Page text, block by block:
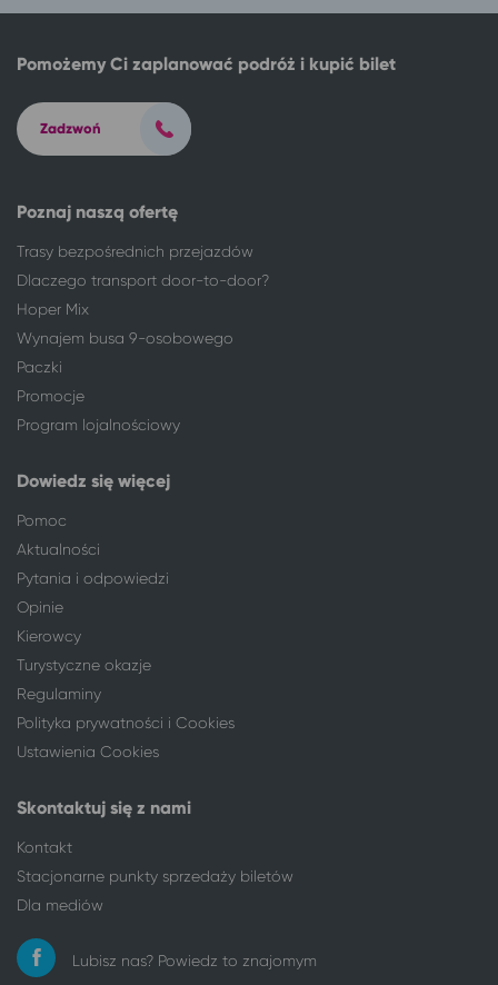
Łódź
Jarosławiec, gm. Postomino
Łódź
Gdynia
Łódź
Sopot
Łódź
Gdańsk
Łódź
Solec-Zdrój
Łódź
Szklarska Poręba
Łódź
Kołobrzeg
Łódź
Łódź
Jelenia Góra
Łódź
Łódź
Darłowo
Nysa
Łódź
Oleśnica
Olsztyn
Opole
Łódź
Ostróda
Ostrowiec Świętokrzyski
Oświęcim
Piła
Poznań
Łódź
Radom
Łódź
Rzeszów
Łódź
Słupsk
Stalowa Wola*
Łódź
Sulejów
Syców
Tarnów
Łódź
Poznaj naszą ofertę
Trasy bezpośrednich przejazdów
Dlaczego transport door-to-door?
Hoper Mix
Wynajem busa 9-osobowego
Paczki
Promocje
Program lojalnościowy
Dowiedz się więcej
Pomoc
Aktualności
Pytania i odpowiedzi
Opinie
Kierowcy
Turystyczne okazje
Regulaminy
Polityka prywatności i Cookies
Ustawienia Cookies
Skontaktuj się z nami
Kontakt
Stacjonarne punkty sprzedaży biletów
Dla mediów
Lubisz nas? Powiedz to znajomym
Pomożemy Ci zaplanować podróż i kupić bilet
Zadzwoń